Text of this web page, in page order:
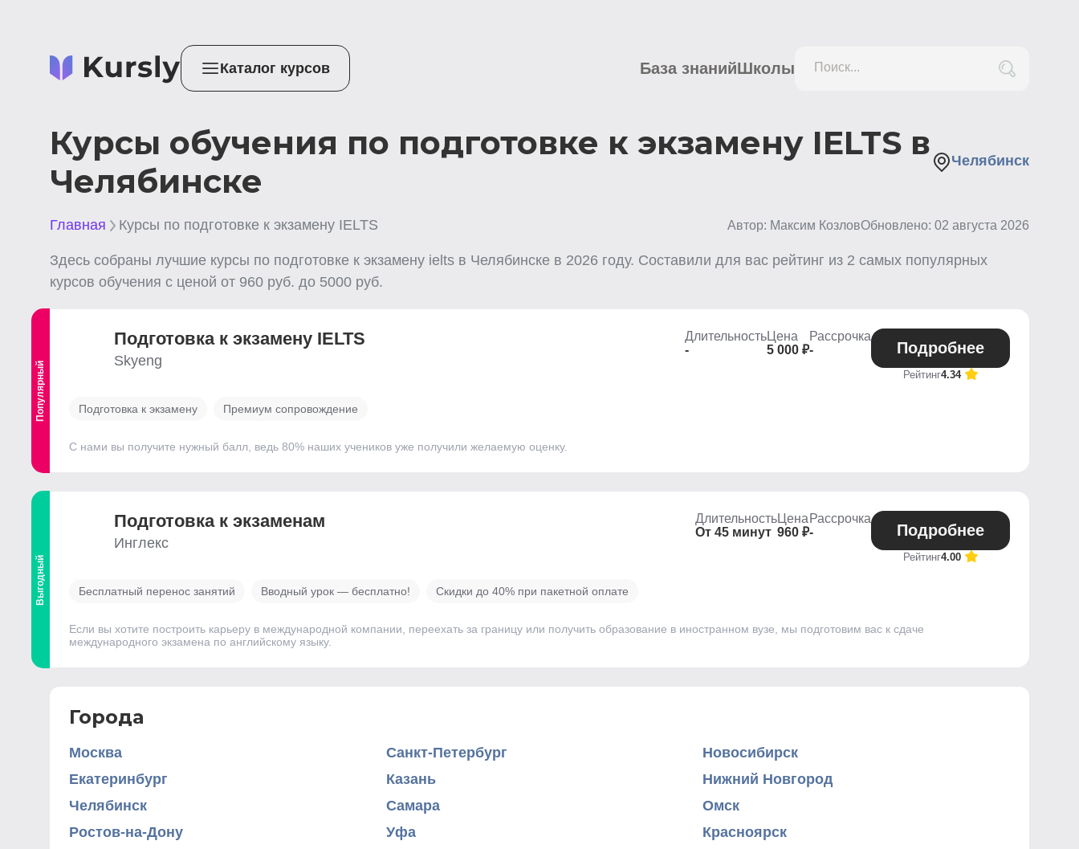
Каталог курсов База знанийШколы Поиск...
Курсы обучения по подготовке к экзамену IELTS в
Челябинске
Челябинск
Главная Курсы по подготовке к экзамену IELTS Автор: Максим КозловОбновлено: 02 августа 2026
Здесь собраны лучшие курсы по подготовке к экзамену ielts в Челябинске в 2026 году. Составили для вас рейтинг из 2 самых популярных
курсов обучения с ценой от 960 руб. до 5000 руб.
Популярный
Подготовка к экзамену IELTS
Skyeng
Длительность
-
Цена
5 000 ₽
Рассрочка
-
Подробнее
Рейтинг4.34
Подготовка к экзамену Премиум сопровождение
С нами вы получите нужный балл, ведь 80% наших учеников уже получили желаемую оценку.
Выгодный
Подготовка к экзаменам
Инглекс
Длительность
От 45 минут
Цена
960 ₽
Рассрочка
-
Подробнее
Рейтинг4.00
Бесплатный перенос занятий Вводный урок — бесплатно! Скидки до 40% при пакетной оплате
Если вы хотите построить карьеру в международной компании, переехать за границу или получить образование в иностранном вузе, мы подготовим вас к сдаче
международного экзамена по английскому языку.
Города
Москва Санкт-Петербург
Новосибирск
Екатеринбург
Казань
Нижний Новгород
Челябинск
Самара
Омск
Ростов-на-Дону
Уфа
Красноярск